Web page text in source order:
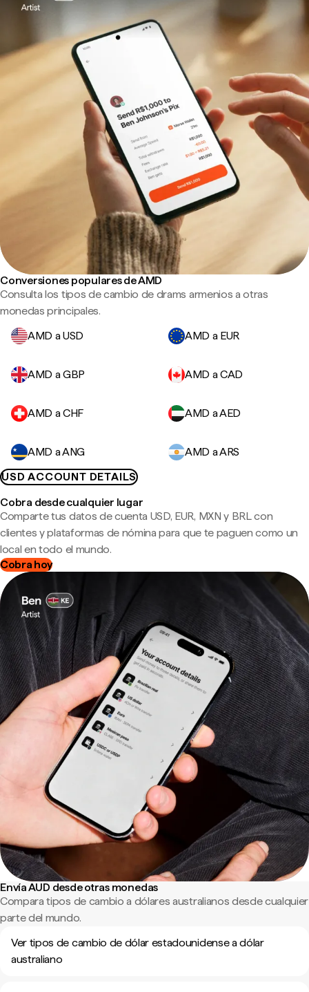
Conversiones populares de AMD
Consulta los tipos de cambio de drams armenios a otras
monedas principales.
AMD a USD
AMD a EUR
AMD a GBP AMD a CAD
AMD a CHF AMD a AED
AMD a ANG
AMD a ARS
USD ACCOUNT DETAILS
Cobra desde cualquier lugar
Comparte tus datos de cuenta USD, EUR, MXN y BRL con
clientes y plataformas de nómina para que te paguen como un
local en todo el mundo.
Cobra hoy
Envía AUD desde otras monedas
Compara tipos de cambio a dólares australianos desde cualquier
parte del mundo.
Ver tipos de cambio de dólar estadounidense a dólar
australiano